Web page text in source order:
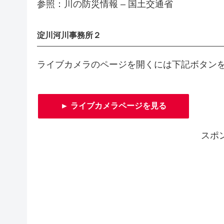
参照：川の防災情報 – 国土交通省
淀川河川事務所２
ライブカメラのページを開くには下記ボタン
► ライブカメラページを見る
スポ